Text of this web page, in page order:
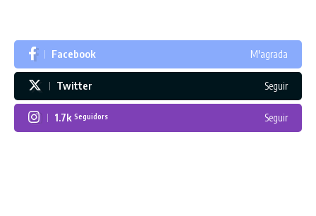
Facebook M'agrada
Twitter Seguir
1.7k Seguidors Seguir